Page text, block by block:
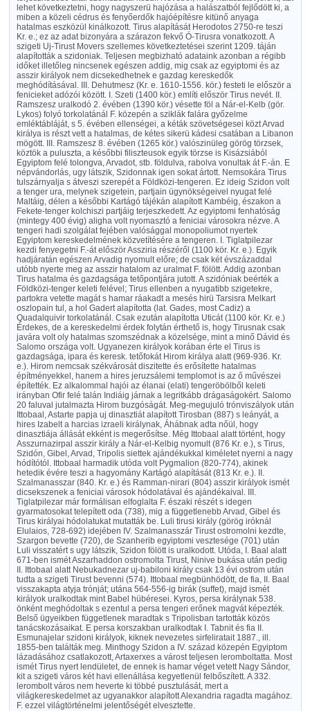
lehet következtetni, hogy nagyszerü hajózása a halászatból fejlődött ki, a
miben a közeli cédrus és fenyőerdők hajóépítésre kitünő anyaga
hatalmas eszközül kinálkozott. Tirus alapítását Herodotos 2750-re teszi
Kr. e.; ez az adat bizonyára a szárazon fekvő Ó-Tirusra vonatkozott. A
szigeti Uj-Tirust Movers szellemes következtetései szerint 1209. táján
alapították a szidoniak. Teljesen megbizható adataink azonban a régibb
időket illetőleg nincsenek egészen addig, mig csak az egyiptomi és az
asszir királyok nem dicsekedhetnek e gazdag kereskedők
meghódításával. III. Dehutmesz (Kr. e. 1610-1556. kör.) festeti le először a
fenicieket adózói között. I. Szeti (1400 kör.) említi először Tirus nevét. II.
Ramszesz uralkodó 2. évében (1390 kör.) vésette föl a Nár-el-Kelb (gör.
Lykos) folyó torkolatánál F. közepén a sziklák falára győzelme
emléktábláját, s 5. évében ellenségei, a kéták szövetségesei közt Arvad
királya is részt vett a hatalmas, de kétes sikerü kádesi csatában a Libanon
mögött. III. Ramszesz 8. évében (1265 kör.) valószinüleg görög törzsek,
köztök a puluszta, a későbbi filiszteusok egyik törzse is Kisázsiából
Egyiptom felé tolongva, Arvadot, stb. földulva, rabolva vonultak át F.-án. E
népvándorlás, ugy látszik, Szidonnak igen sokat ártott. Nemsokára Tirus
tulszárnyalja s átveszi szerepét a Földközi-tengeren. Ez ideig Szidon volt
a tenger ura, melynek szigetein, partjain ügynökségeivel nyugat felé
Maltáig, délen a későbbi Kartágó tájékán alapított Kambéig, északon a
Fekete-tenger kolchiszi partjáig terjeszkedett. Az egyiptomi fenhatóság
(mintegy 400 évig) aligha volt nyomasztó a feniciai városokra nézve. A
tengeri hadi szolgálat fejében valósággal monopoliumot nyertek
Egyiptom kereskedelmének közvetítésére a tengeren. I. Tiglatpilezar
kezdi fenyegetni F.-át először Assziria részéről (1100 kör. Kr. e.). Egyik
hadjáratán egészen Arvadig nyomult előre; de csak két évszázaddal
utóbb nyerte meg az asszir hatalom az uralmat F. fölött. Addig azonban
Tirus hatalma és gazdagsága tetőpontjára jutott. A szidóniak beérték a
Földközi-tenger keleti felével; Tirus ellenben a nyugatibb szigetekre,
partokra vetette magát s hamar ráakadt a mesés hirü Tarsisra Melkart
oszlopain tul, a hol Gadert alapította (lat. Gades, most Cadiz) a
Quadalquivir torkolatánál. Csak ezután alapította Uticát (1100 kör. Kr. e.)
Érdekes, de a kereskedelmi érdek folytán érthető is, hogy Tirusnak csak
javára volt oly hatalmas szomszédnak a közelsége, mint a minő Dávid és
Salomo országa volt. Ugyanezen királyok korában érte el Tirus is
gazdagsága, ipara és keresk. tetőfokát Hirom királya alatt (969-936. Kr.
e.). Hirom nemcsak székvárosát diszitette és erősítette hatalmas
építményekkel, hanem a hires jeruzsálemi templomot is az ő művészei
építették. Ez alkalommal hajói az élanai (elati) tengeröbölből keleti
irányban Ofir felé talán Indiáig járnak a legritkább drágaságokért. Salomo
20 faluval jutalmazta Hirom buzgóságát. Meg-megujuló trónviszályok után
Ittobaal, Astarte papja uj dinasztiát alapított Tirosban (887) s leányát, a
hires Izabelt a harcias izraeli királynak, Áhábnak adta nőül, hogy
dinasztiája állását ekként is megerősítse. Még Ittobaal alatt történt, hogy
Asszurnazirpal asszir király a Nár-el-Kelbig nyomult (876 Kr. e.), s Tirus,
Szidón, Gibel, Arvad, Tripolis siettek ajándékukkal kiméletet nyerni a nagy
hódítótól. Ittobaal harmadik utóda volt Pygmalion (820-774), akinek
hetedik évére teszi a hagyomány Kartágó alapítását (813 Kr. e.). II.
Szalmanasszar (840. Kr. e.) és Ramman-nirari (804) asszir királyok ismét
dicsekszenek a feniciai városok hódolatával és ajándékaival. III.
Tiglatpilezar már formálisan elfoglalta F. északi részét s idegen
gyarmatosokat telepített oda (738), mig a függetlenebb Arvad, Gibel és
Tirus királyai hódolatukat mutatták be. Luli tirusi király (görög iróknál
Elulaios, 728-692) idejében IV. Szalmanasszár Tirust ostromolni kezdte,
Szargon bevette (720), de Szanherib egyiptomi vesztesége (701) után
Luli visszatért s ugy látszik, Szidon fölött is uralkodott. Utóda, I. Baal alatt
671-ben ismét Aszarhaddon ostromolta Tirust, Ninive bukása után pedig
II. Ittobaal alatt Nebukadnezar uj-babiloni király csak 13 évi ostrom után
tudta a szigeti Tirust bevenni (574). Ittobaal megbünhödött, de fia, II. Baal
visszakapta atyja trónját; utána 564-556-ig birák (suffet), majd ismét
királyok uralkodtak mint Babel hübéresei. Kyros, persa királynak 538.
önként meghódoltak s ezentul a persa tengeri erőnek magvát képezték.
Belső ügyeikben függetlenek maradtak s Tripolisban tartották közös
tanácskozásaikat. E persa korszakban uralkodtak I. Tabnit és fia II.
Esmunajelar szidoni királyok, kiknek nevezetes sirfeliratait 1887., ill.
1855-ben találták meg. Minthogy Szidon a IV. század közepén Egyiptom
lázadásához csatlakozott, Artaxerxes a várost teljesen leromboltatta. Most
ismét Tirus nyert lendületet, de ennek is hamar véget vetett Nagy Sándor,
kit a szigeti város két havi ellenállása kegyetlenül felbőszített. A 332.
lerombolt város nem heverte ki többé pusztulását, mert a
világkereskedelmet az ugyanakkor alapított Alexandria ragadta magához.
F. ezzel világtörténelmi jelentőségét elvesztette.